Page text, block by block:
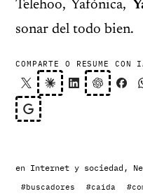
Telehoo, Yafónica,
sonar del todo bien.
COMPARTE O RESUME CON
en Internet y sociedad ,
#buscadores #caida